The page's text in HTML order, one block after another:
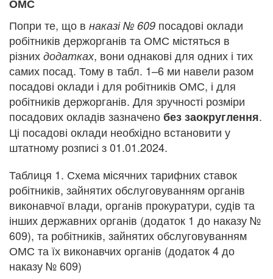
ОМС
Попри те, що в наказі № 609 посадові оклади
робітників держорганів та ОМС містяться в
різних додатках, вони однакові для одних і тих
самих посад. Тому в табл. 1–6 ми навели разом
посадові оклади і для робітників ОМС, і для
робітників держорганів. Для зручності розміри
посадових окладів зазначенобез заокруглення.
Ці посадові оклади необхідно встановити у
штатному розписі з 01.01.2024.
Таблиця 1. Схема місячних тарифних ставок
робітників, зайнятих обслуговуванням органів
виконавчої влади, органів прокуратури, судів та
інших державних органів (додаток 1 до наказу №
609), та робітників, зайнятих обслуговуванням
ОМС та їх виконавчих органів (додаток 4 до
наказу № 609)